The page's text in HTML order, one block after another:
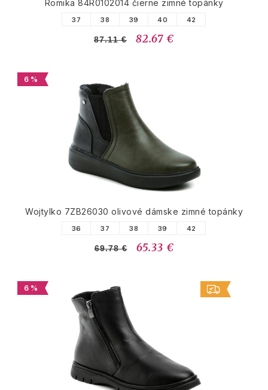
Romika 84R0102014 čierne zimné topánky
37 38 39 40 42
87.11 € 82.67 €
6 %
Wojtylko 7ZB26030 olivové dámske zimné topánky
36 37 38 39 42
69.78 € 65.33 €
6 %